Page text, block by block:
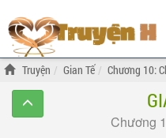
Truyện Gian Tế Chương 10:
Chương